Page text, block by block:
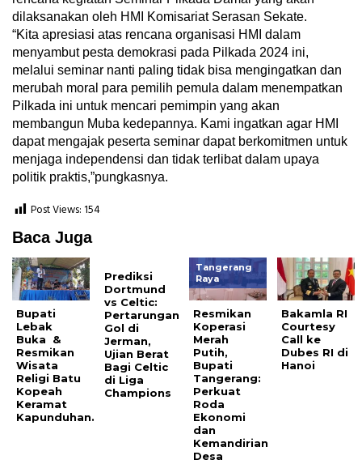
dilaksanakan oleh HMI Komisariat Serasan Sekate.
“Kita apresiasi atas rencana organisasi HMI dalam
menyambut pesta demokrasi pada Pilkada 2024 ini,
melalui seminar nanti paling tidak bisa mengingatkan dan
merubah moral para pemilih pemula dalam menempatkan
Pilkada ini untuk mencari pemimpin yang akan
membangun Muba kedepannya. Kami ingatkan agar HMI
dapat mengajak peserta seminar dapat berkomitmen untuk
menjaga independensi dan tidak terlibat dalam upaya
politik praktis,”pungkasnya.
Post Views: 154
Baca Juga
Bupati
Lebak
Buka &
Resmikan
Wisata
Religi Batu
Kopeah
Keramat
Kapunduhan.
Prediksi
Dortmund
vs Celtic:
Pertarungan
Gol di
Jerman,
Ujian Berat
Bagi Celtic
di Liga
Champions
Tangerang
Raya
Resmikan
Koperasi
Merah
Putih,
Bupati
Tangerang:
Perkuat
Roda
Ekonomi
dan
Kemandirian
Desa
Bakamla RI
Courtesy
Call ke
Dubes RI di
Hanoi